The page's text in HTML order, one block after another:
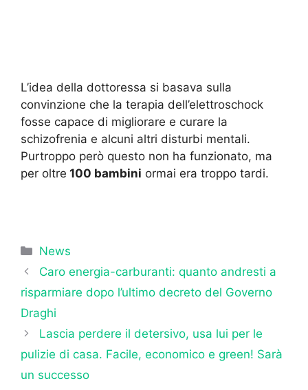
L’idea della dottoressa si basava sulla
convinzione che la terapia dell’elettroschock
fosse capace di migliorare e curare la
schizofrenia e alcuni altri disturbi mentali.
Purtroppo però questo non ha funzionato, ma
per oltre 100 bambini ormai era troppo tardi.
Categorie
News
Caro energia-carburanti: quanto andresti a
risparmiare dopo l’ultimo decreto del Governo
Draghi
Lascia perdere il detersivo, usa lui per le
pulizie di casa. Facile, economico e green! Sarà
un successo